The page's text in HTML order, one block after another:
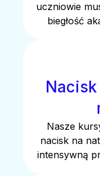
uczniowie
biegłość
Nasze
nacisk na
intensywną